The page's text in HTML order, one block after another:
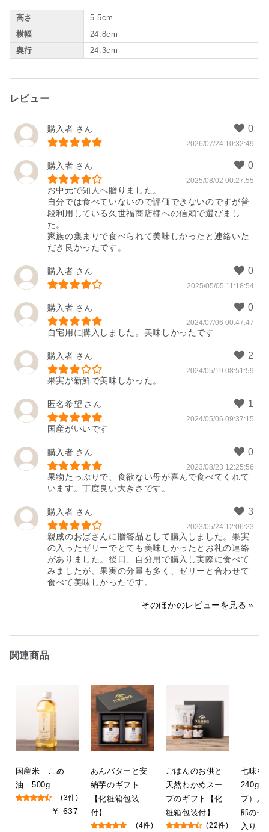
高さ
5.5cm
横幅
24.8cm
奥行
24.3cm
レビュー
購入者
2026/07/24 10:32:49
購入者
2025/08/02 00:27:55
お中元で知人へ贈りました。
自分では食べていないので評価できないのですが普
段利用している久世福商店様への信頼で選びまし
た。
家族の集まりで食べられて美味しかったと連絡いた
だき良かったです。
購入者
2025/05/05 11:18:54
購入者
2024/07/06 00:47:47
自宅用に購入しました。美味しかったです
購入者
2024/05/19 08:51:59
果実が新鮮で美味しかった。
匿名希望
2024/05/06 09:37:15
国産がいいです
購入者
2023/08/23 12:25:56
果物たっぷりで、食欲ない母が喜んで食べてくれて
います。丁度良い大きさです。
購入者
2023/05/24 12:06:23
親戚のおばさんに贈答品として購入しました。果実
の入ったゼリーでとても美味しかったとお礼の連絡
がありました。後日、自分用で購入し実際に食べて
みましたが、果実の分量も多く、ゼリーと合わせて
食べて美味しかったです。
そのほかのレビューを見る
関連商品
国産米 こめ
油 500g
(3件)
￥ 637
あんバターと安
納芋のギフト
【化粧箱包装
付】
(4件)
ごはんのお供と
天然わかめスー
プのギフト【化
粧箱包装付】
(22件)
七味
240g（
プ）八
郎の七
入り